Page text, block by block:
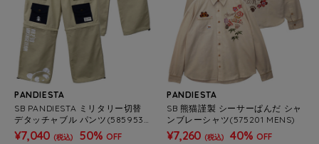
PANDIESTA
SB PANDIESTA ミリタリー切替
デタッチャブル パンツ(585953
MENS)
¥7,040 (税込) 50% OFF
PANDIESTA
SB 熊猫謹製 シーサーぱんだ シャ
ンブレーシャツ(575201 MENS)
¥7,260 (税込) 40% OFF